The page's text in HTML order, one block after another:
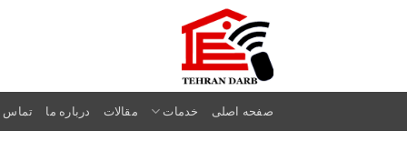
صفحه اصلی خدمات مقالات درباره ما تماس